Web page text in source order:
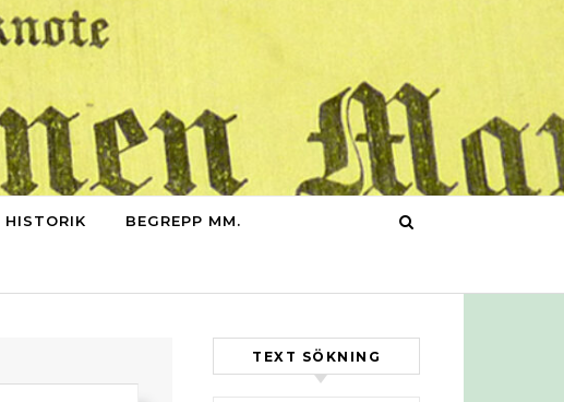
HISTORIK BEGREPP MM.
TEXT SÖKNING